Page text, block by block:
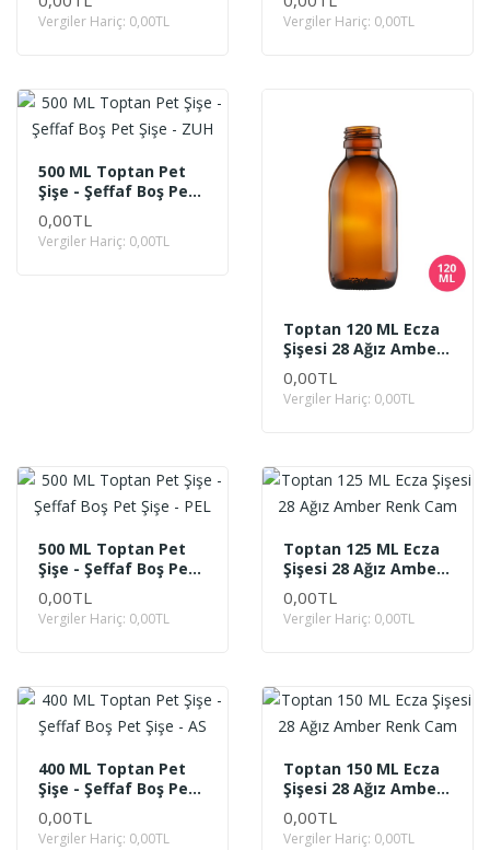
Vergiler Hariç: 0,00TL Vergiler Hariç: 0,00TL
500 ML Toptan Pet
Şişe - Şeffaf Boş Pet
Şişe - ZUH
0,00TL
Vergiler Hariç: 0,00TL
Toptan 120 ML Ecza
Şişesi 28 Ağız Amber
Renk Cam
0,00TL
Vergiler Hariç: 0,00TL
500 ML Toptan Pet
Şişe - Şeffaf Boş Pet
Şişe - PEL
0,00TL
Vergiler Hariç: 0,00TL
Toptan 125 ML Ecza
Şişesi 28 Ağız Amber
Renk Cam
0,00TL
Vergiler Hariç: 0,00TL
400 ML Toptan Pet
Şişe - Şeffaf Boş Pet
Şişe - AS
0,00TL
Vergiler Hariç: 0,00TL
Toptan 150 ML Ecza
Şişesi 28 Ağız Amber
Renk Cam
0,00TL
Vergiler Hariç: 0,00TL